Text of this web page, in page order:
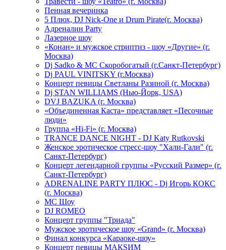
Пенная вечеринка
5 Плюх, DJ Nick-One и Drum Pirate(г. Москва)
Адреналин Party
Лазерное шоу
«Конан» и мужское стриптиз - шоу «Другие» (г.
Москва)
Dj Sadko & МС Скоробогатый (г.Санкт-Петербург)
Dj PAUL VINITSKY (г.Москва)
Концерт певицы Светланы Разиной (г. Москва)
Dj STAN WILLIAMS (Нью-Йорк, USA)
DVJ BAZUKA (г. Москва)
«Объединенная Каста» представляет «Песочные
люди»
Группа «Hi-Fi» (г. Москва)
TRANCE DANCE NIGHT - DJ Katy Rutkovski
Женское эротическое стресс-шоу "Хали-Гали" (г.
Санкт-Петербург)
Концерт легендарной группы «Русский Размер» (г.
Санкт-Петербург)
ADRENALINE PARTY ПЛЮС - Dj Игорь КОКС
(г. Москва)
MC Шоу
DJ ROMEO
Концерт группы "Триада"
Мужское эротическое шоу «Grand» (г. Москва)
Финал конкурса «Караоке-шоу»
Концерт певицы МАКSИМ